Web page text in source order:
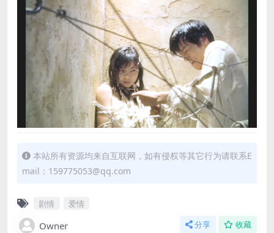
本站所有资源均来自互联网，如有侵权等其它行为请联系E
mail：159775053@qq.com
剧情 爱情
Owner 分享 收藏